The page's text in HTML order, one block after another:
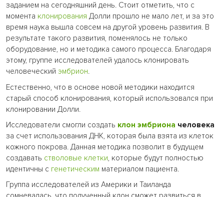
заданием на сегодняшний день. Стоит отметить, что с
момента клонирования Долли прошло не мало лет, и за это
время наука вышла совсем на другой уровень развития. В
результате такого развития, поменялось не только
оборудование, но и методика самого процесса. Благодаря
этому, группе исследователей удалось клонировать
человеческий эмбрион.
Естественно, что в основе новой методики находится
старый способ клонирования, который использовался при
клонировании Долли.
Исследователи смогли создать клон эмбриона человека
за счет использования ДНК, которая была взята из клеток
кожного покрова. Данная методика позволит в будущем
создавать стволовые клетки, которые будут полностью
идентичны с генетическим материалом пациента.
Группа исследователей из Америки и Таиланда